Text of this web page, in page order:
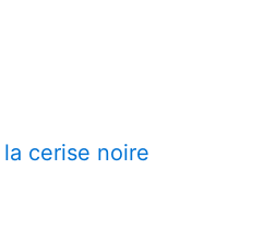
cerise noire